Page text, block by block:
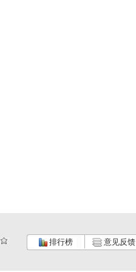
排行榜 意见反馈